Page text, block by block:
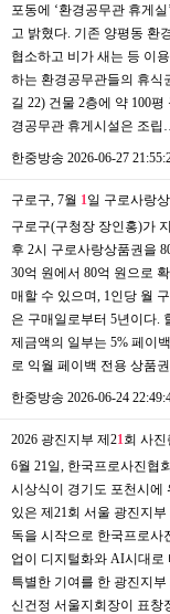
포동에 ‘환경공무관 휴게
고 밝혔다. 기존 양평동 환
협소하고 비가 새는 등 이
하는 환경공무관들의 휴식
길 22) 건물 2층에 약 100
경공무관 휴게시설은 조립…
한중방송 2026-06-27
구로구, 7월 1 일 구로사랑
구로구(구청장 장인홍)가
후 2시 구로사랑상품권을
30억 원에서 80억 원으로
매할 수 있으며, 1인당 월
은 구매일로부터 5년이다.
제금액의 일부는 5% 페이
로 익월 페이백 전용 상품
한중방송 2026-06-24
2026 광진지부 제21 회 사
6월 21일, 한국프로사진협
시상식이 경기도 포천시에
있은 제21회 서울 광진지
독을 시작으로 한국프로사
업이 디지털화와 AI시대로
특별한 기여를 한 광진지
신건정 서울지회장이 표창